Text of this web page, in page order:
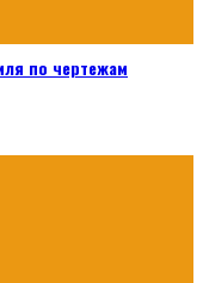
по чертежам